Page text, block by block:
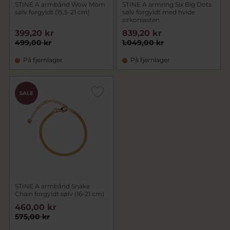
STINE A armbånd Wow Mom
sølv forgyldt (15,5-21 cm)
499,00 kr
399,20 kr
På fjernlager
STINE A armring Six Big Dots
sølv forgyldt med hvide
zirkoniasten
1.049,00 kr
839,20 kr
På fjernlager
SALE
STINE A armbånd Snake
Chain forgyldt sølv (16-21 cm)
575,00 kr
460,00 kr